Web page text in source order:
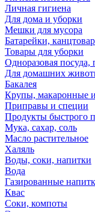
Личная гигиена
Для дома и уборки
Мешки для мусора
Батарейки,
Товары для уборки
Одноразовая
Для домашних
Бакалея
Крупы, макаронные
Приправы и специи
Продукты быстрого
Мука, сахар, соль
Масло растительное
Халяль
Воды, соки, напитки
Вода
Газированные
Квас
Соки, компоты